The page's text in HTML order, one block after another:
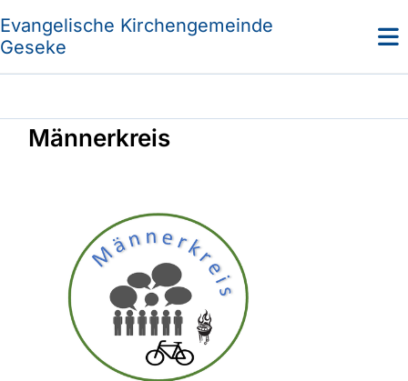
Evangelische Kirchengemeinde
Geseke
Männerkreis